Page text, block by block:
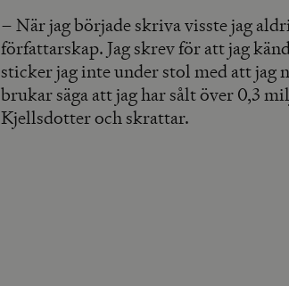
– När jag började skriva visste jag
författarskap. Jag skrev för att jag
sticker jag inte under stol med att jag
brukar säga att jag har sålt över 0,3
Kjellsdotter och skrattar.